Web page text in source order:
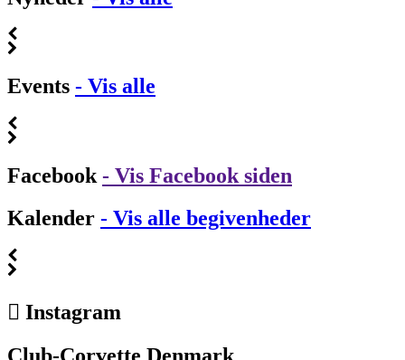
Events - Vis alle
Facebook - Vis Facebook siden
Kalender - Vis alle begivenheder
Instagram
Club-Corvette Denmark